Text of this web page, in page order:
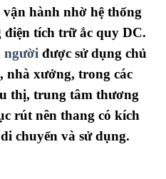
hành nhờ hệ thống
tích trữ ắc quy DC.
người được sử dụng chủ
nhà xưởng, trong các
thị, trung tâm thương
rút nên thang có kích
chuyển và sử dụng.